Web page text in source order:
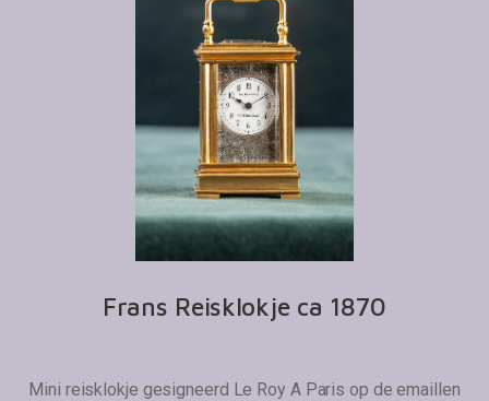
Frans Reisklokje ca 1870
Mini reisklokje gesigneerd Le Roy A Paris op de emaillen